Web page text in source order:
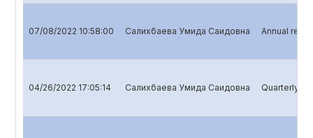
07/08/2022 10:58:00 Салихбаева Умида Саидовна Annual
04/26/2022 17:05:14 Салихбаева Умида Саидовна Quarterly